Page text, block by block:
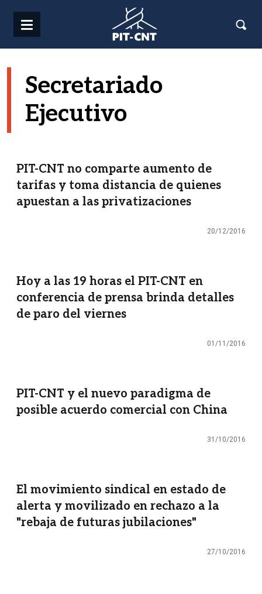
Secretariado
Ejecutivo
PIT-CNT no comparte aumento de
tarifas y toma distancia de quienes
apuestan a las privatizaciones
20/12/2016
Hoy a las 19 horas el PIT-CNT en
conferencia de prensa brinda detalles
de paro del viernes
01/11/2016
PIT-CNT y el nuevo paradigma de
posible acuerdo comercial con China
31/10/2016
El movimiento sindical en estado de
alerta y movilizado en rechazo a la
"rebaja de futuras jubilaciones"
27/10/2016